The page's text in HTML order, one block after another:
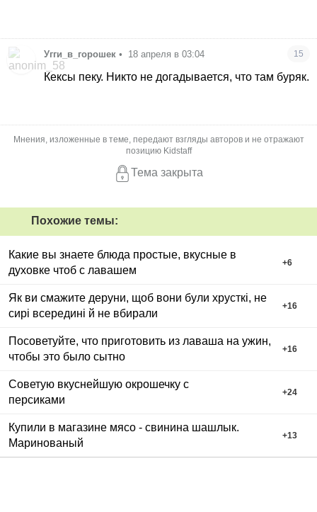
Угги_в_горошек • 18 апреля в 03:04 15
Кексы пеку. Никто не догадывается, что там буряк.
Мнения, изложенные в теме, передают взгляды авторов и не отражают
позицию Kidstaff
Тема закрыта
Похожие темы:
Какие вы знаете блюда простые, вкусные в
духовке чтоб с лавашем
+6
Як ви смажите деруни, щоб вони були хрусткі, не
сирі всередині й не вбирали
+16
Посоветуйте, что приготовить из лаваша на ужин,
чтобы это было сытно
+16
Советую вкуснейшую окрошечку с
персиками
+24
Купили в магазине мясо - свинина шашлык.
Маринованый
+13